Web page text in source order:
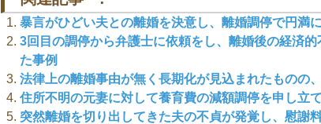
暴言がひどい夫との離婚を決意し、離婚調停で円満
3回目の調停から弁護士に依頼をし、離婚後の経済
た事例
法律上の離婚事由が無く長期化が見込まれたものの
住所不明の元妻に対して養育費の減額調停を申し立
突然離婚を切り出してきた夫の不貞が発覚し、慰謝